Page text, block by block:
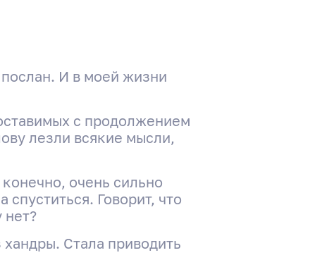
И в моей жизни
с продолжением
лезли всякие мысли,
очень сильно
Говорит, что
нет?
Стала приводить